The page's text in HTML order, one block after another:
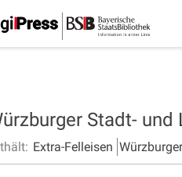
Stadt- und
Extra-Felleisen